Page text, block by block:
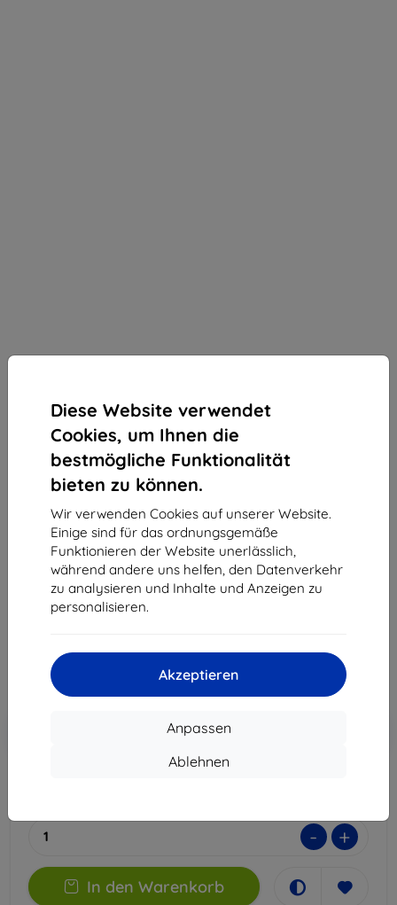
Diese Website verwendet
Cookies, um Ihnen die
bestmögliche Funktionalität
bieten zu können.
Wir verwenden Cookies auf unserer Website.
Einige sind für das ordnungsgemäße
Funktionieren der Website unerlässlich,
während andere uns helfen, den Datenverkehr
zu analysieren und Inhalte und Anzeigen zu
personalisieren.
Akzeptieren
Anpassen
Ablehnen
3MK StratCore700 mehrschichtiger Schutzfilm für
Samsung Galaxy A36/A56
Geeignet für:
Samsung Galaxy A36
Samsung Galaxy A56
22,90 €
20,61 €
ohne MWSt
Rabatt mit Gutschein
- +
In den Warenkorb